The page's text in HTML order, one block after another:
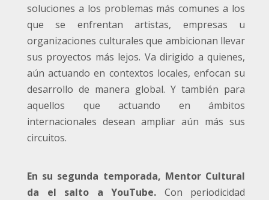
soluciones a los problemas más comunes a los
que se enfrentan artistas, empresas u
organizaciones culturales que ambicionan llevar
sus proyectos más lejos. Va dirigido a quienes,
aún actuando en contextos locales, enfocan su
desarrollo de manera global. Y también para
aquellos que actuando en ámbitos
internacionales desean ampliar aún más sus
circuitos.
En su segunda temporada, Mentor Cultural
da el salto a YouTube. Con periodicidad